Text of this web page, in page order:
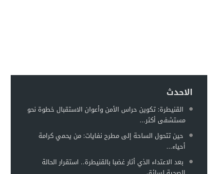
الاحدث
القنيطرة: تكوين حراس الأمن وأعوان الاستقبال خطوة نحو
مستشفى أكثر...
حين تتحول الساحة إلى مطرح نفايات: من يحمي كرامة
أحياء...
بعد الاعتداء الذي أثار غضبا بالقنيطرة.. استقرار الحالة